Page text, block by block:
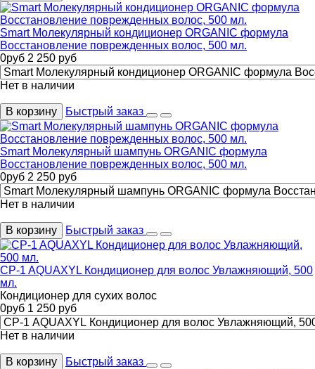
Smart Молекулярный кондиционер ORGANIC формула
Восстановление поврежденных волос, 500 мл.
0руб 2 250 руб
Нет в наличии
В корзину Быстрый заказ
Smart Молекулярный шампунь ORGANIC формула
Восстановление поврежденных волос, 500 мл.
0руб 2 250 руб
Нет в наличии
В корзину Быстрый заказ
CP-1 AQUAXYL Кондиционер для волос Увлажняющий, 500
мл.
Кондиционер для сухих волос
0руб 1 250 руб
Нет в наличии
В корзину Быстрый заказ